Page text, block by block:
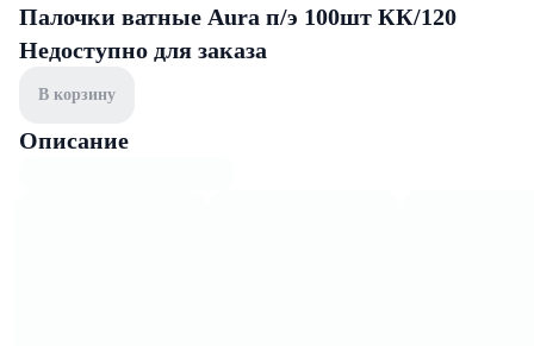
Палочки ватные Aura п/э 100шт КК/120
Недоступно для заказа
В корзину
Описание